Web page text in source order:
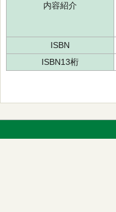
内容紹介
ISBN
ISBN13桁